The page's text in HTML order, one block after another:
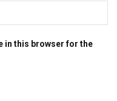
in this browser for the